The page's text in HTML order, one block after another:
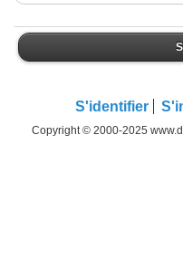
S'identifier
Copyright © 2000-2025